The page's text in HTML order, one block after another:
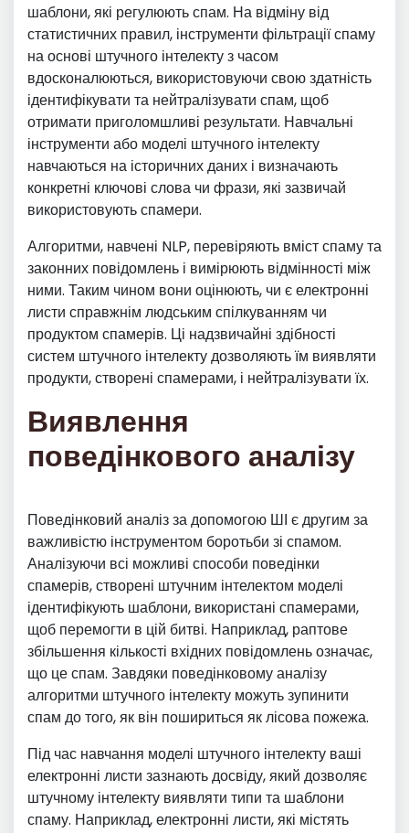
шаблони, які регулюють спам. На відміну від
статистичних правил, інструменти фільтрації спаму
на основі штучного інтелекту з часом
вдосконалюються, використовуючи свою здатність
ідентифікувати та нейтралізувати спам, щоб
отримати приголомшливі результати. Навчальні
інструменти або моделі штучного інтелекту
навчаються на історичних даних і визначають
конкретні ключові слова чи фрази, які зазвичай
використовують спамери.
Алгоритми, навчені NLP, перевіряють вміст спаму та
законних повідомлень і вимірюють відмінності між
ними. Таким чином вони оцінюють, чи є електронні
листи справжнім людським спілкуванням чи
продуктом спамерів. Ці надзвичайні здібності
систем штучного інтелекту дозволяють їм виявляти
продукти, створені спамерами, і нейтралізувати їх.
Виявлення
поведінкового аналізу
Поведінковий аналіз за допомогою ШІ є другим за
важливістю інструментом боротьби зі спамом.
Аналізуючи всі можливі способи поведінки
спамерів, створені штучним інтелектом моделі
ідентифікують шаблони, використані спамерами,
щоб перемогти в цій битві. Наприклад, раптове
збільшення кількості вхідних повідомлень означає,
що це спам. Завдяки поведінковому аналізу
алгоритми штучного інтелекту можуть зупинити
спам до того, як він пошириться як лісова пожежа.
Під час навчання моделі штучного інтелекту ваші
електронні листи зазнають досвіду, який дозволяє
штучному інтелекту виявляти типи та шаблони
спаму. Наприклад, електронні листи, які містять